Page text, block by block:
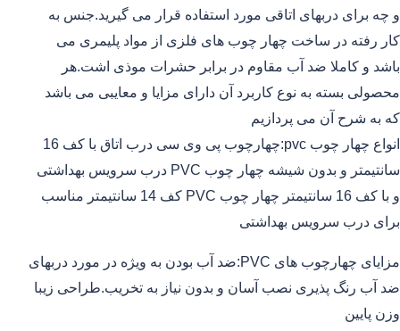
و چه برای دربهای اتاقی مورد استفاده قرار می گیرید.جنس به
کار رفته در ساخت چهار چوب های فلزی از مواد پلیمری می
باشد و کاملا ضد آب مقاوم در برابر حشرات موذی اشت.هر
محصولی بسته به نوع کاربرد آن دارای مزایا و معایبی می باشد
که به شرح آن می پردازیم
انواع چهار چوب pvc:چهارچوب پی وی سی درب اتاق با کف 16
سانتیمتر و بدون شیشه چهار چوب PVC درب سرویس بهداشتی
و با کف 16 سانتیمتر چهار چوب PVC کف 14 سانتیمتر مناسب
برای درب سرویس بهداشتی
مزایای چهارچوب های PVC:ضد آب بودن به ویژه در مورد دربهای
ضد آب رنگ پذیری نصب آسان و بدون نیاز به تخریب.طراحی زیبا
وزن پایین